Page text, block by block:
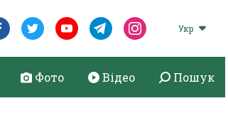
Укр
Фото Відео Пошук